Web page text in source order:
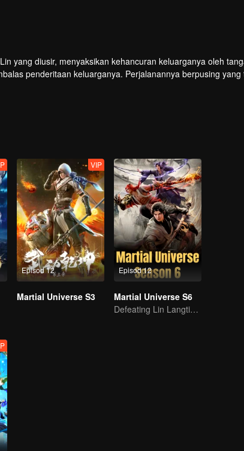
yang diusir, menyaksikan kehancuran keluarganya oleh
penderitaan keluarganya. Perjalanannya berpusing yang
di luar imajinasinya.
Episod 12
VIP
Martial Universe S3
Episod 12
Martial Universe S6
Defeating Lin Langtian, rising to the championship.